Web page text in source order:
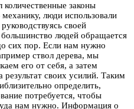
законы
люди использовали
своей
людей обращается
сих пор. Если нам нужно
ствол дерева, мы
его от себя, а затем
своих усилий. Таким
определить,
потребуется, чтобы
нам нужно. Информация о